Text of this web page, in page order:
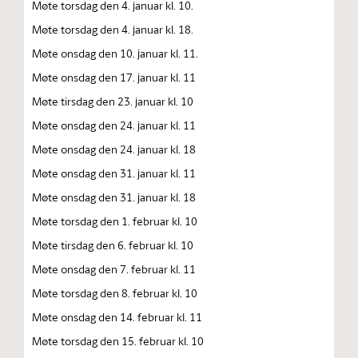
Møte torsdag den 4. januar kl. 10.
Møte torsdag den 4. januar kl. 18.
Møte onsdag den 10. januar kl. 11.
Møte onsdag den 17. januar kl. 11
Møte tirsdag den 23. januar kl. 10
Møte onsdag den 24. januar kl. 11
Møte onsdag den 24. januar kl. 18
Møte onsdag den 31. januar kl. 11
Møte onsdag den 31. januar kl. 18
Møte torsdag den 1. februar kl. 10
Møte tirsdag den 6. februar kl. 10
Møte onsdag den 7. februar kl. 11
Møte torsdag den 8. februar kl. 10
Møte onsdag den 14. februar kl. 11
Møte torsdag den 15. februar kl. 10